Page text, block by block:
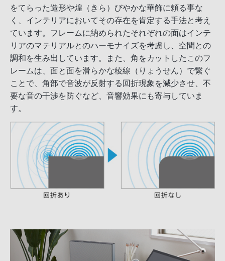
をてらった造形や煌（きら）びやかな華飾に頼る事な
く、インテリアにおいてその存在を肯定する手法と考え
ています。フレームに納められたそれぞれの面はインテ
リアのマテリアルとのハーモナイズを考慮し、空間との
調和を生み出しています。また、角をカットしたこのフ
レームは、面と面を滑らかな稜線（りょうせん）で繋ぐ
ことで、角部で音波が反射する回折現象を減少させ、不
要な音の干渉を防ぐなど、音響効果にも寄与していま
す。